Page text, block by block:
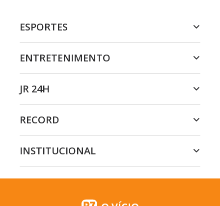
ESPORTES
ENTRETENIMENTO
JR 24H
RECORD
INSTITUCIONAL